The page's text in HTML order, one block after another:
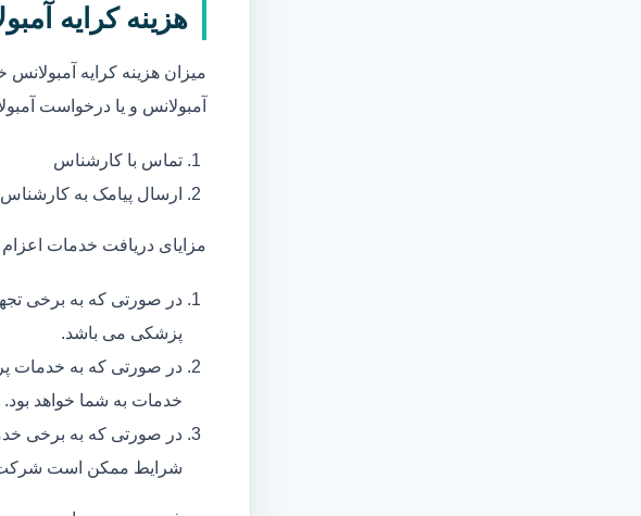
هزینه کرایه
میزان هزینه کرایه
آمبولانس و یا درخواست
تماس با کارشناس
ارسال پیامک به کارشناس
مزایای دریافت خدمات
در صورتی که به برخی
پزشکی می باشد.
در صورتی که به خدمات
خدمات به شما خواهد بود.
در صورتی که به برخی
شرایط ممکن است شرکت